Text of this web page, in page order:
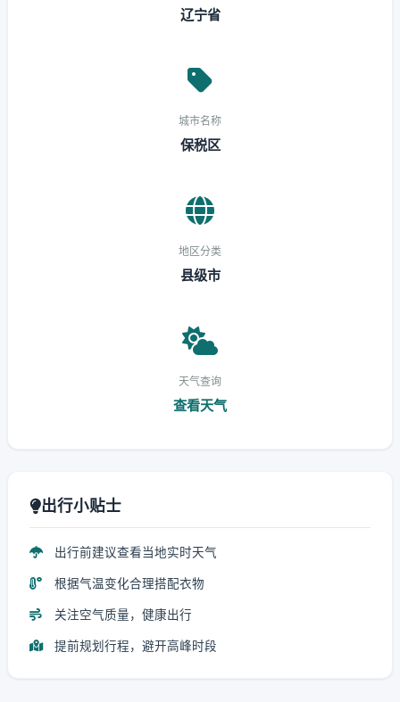
辽宁省
城市名称
保税区
地区分类
县级市
天气查询
查看天气
出行小贴士
出行前建议查看当地实时天气
根据气温变化合理搭配衣物
关注空气质量，健康出行
提前规划行程，避开高峰时段